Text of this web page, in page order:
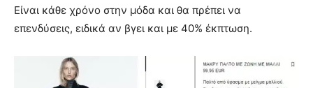
Είναι κάθε χρόνο στην μόδα και θα πρέπει να
επενδύσεις, ειδικά αν βγει και με 40% έκπτωση.